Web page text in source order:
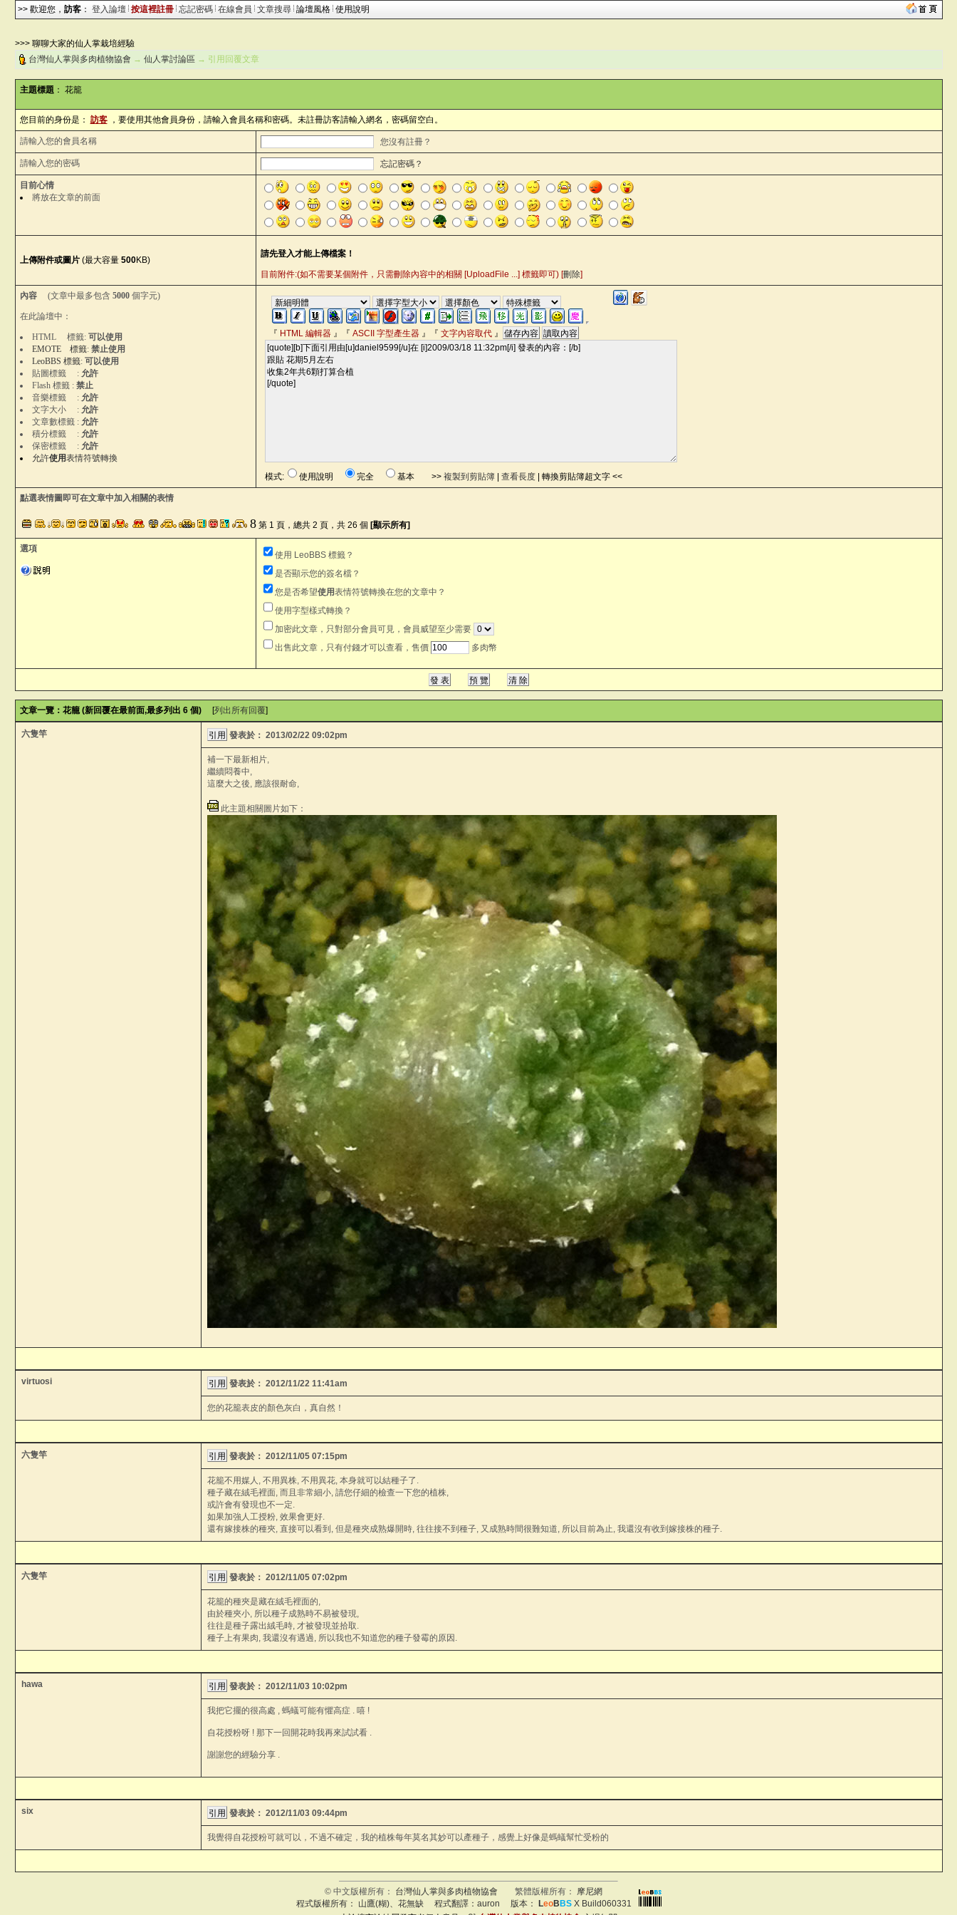
>> 歡迎您， 訪客： 登入論壇 按這裡註冊 忘記密碼 在線會員 文章搜尋 論壇風格 使用說明
>>> 聊聊大家的仙人掌栽培經驗
台灣仙人掌與多肉植物協會 → 仙人掌討論區 → 引用回覆文章
主題標題： 花籠
您目前的身份是： 訪客，要使用其他會員身份，請輸入會員名稱和密碼。未註冊訪客請輸入網名，密碼留空白。
請輸入您的會員名稱 您沒有註冊？
請輸入您的密碼 忘記密碼？
目前心情
將放在文章的前面
上傳附件或圖片(最大容量 500KB)
目前附件:(如不需要某個附件，只需刪除內容中的相關 [UploadFile ...] 標籤即可) [刪除]
內容(文章中最多包含 5000個字元)
在此論壇中：
HTML 標籤: 可以使用
EMOTE 標籤: 禁止使用
LeoBBS 標籤: 可以使用
貼圖標籤 : 允許
Flash 標籤 : 禁止
音樂標籤 : 允許
文字大小 : 允許
文章數標籤 : 允許
積分標籤 : 允許
保密標籤 : 允許
允許使用表情符號轉換
『 HTML 編輯器』『 ASCII 字型產生器』『 文字內容取代』
模式: 使用說明 完全 基本 >> 複製到剪貼簿| 查看長度| 轉換剪貼簿超文字<<
點選表情圖即可在文章中加入相關的表情
8第 1 頁，總共 2 頁，共 26 個 [顯示所有]
選項
使用 LeoBBS 標籤？
是否顯示您的簽名檔？
您是否希望使用表情符號轉換在您的文章中？
使用字型樣式轉換？
加密此文章，只對部分會員可見，會員威望至少需要
出售此文章，只有付錢才可以查看，售價
多肉幣
文章一覽：花籠 (新回覆在最前面,最多列出 6 個)[列出所有回覆]
六隻竿 發表於： 2013/02/22 09:02pm
補一下最新相片,
繼續悶養中,
這麼大之後, 應該很耐命,
此主題相關圖片如下：
virtuosi 發表於： 2012/11/22 11:41am
您的花籠表皮的顏色灰白，真自然！
六隻竿 發表於： 2012/11/05 07:15pm
花籠不用媒人, 不用異株, 不用異花, 本身就可以結種子了.
種子藏在絨毛裡面, 而且非常細小, 請您仔細的檢查一下您的植株,
或許會有發現也不一定.
如果加強人工授粉, 效果會更好.
還有嫁接株的種夾, 直接可以看到, 但是種夾成熟爆開時, 往往接不到種子, 又成熟時間很難知道, 所以目前為止, 我還沒有收到嫁接株的種子.
六隻竿 發表於： 2012/11/05 07:02pm
花籠的種夾是藏在絨毛裡面的,
由於種夾小, 所以種子成熟時不易被發現,
往往是種子露出絨毛時, 才被發現並拾取.
種子上有果肉, 我還沒有遇過, 所以我也不知道您的種子發霉的原因.
hawa 發表於： 2012/11/03 10:02pm
我把它擺的很高處 , 螞蟻可能有懼高症 . 嘻 !
自花授粉呀 ! 那下一回開花時我再來試試看 .
謝謝您的經驗分享 .
six 發表於： 2012/11/03 09:44pm
我覺得自花授粉可就可以，不過不確定，我的植株每年莫名其妙可以產種子，感覺上好像是螞蟻幫忙受粉的
© 中文版權所有： 台灣仙人掌與多肉植物協會 繁體版權所有： 摩尼網
程式版權所有： 山鷹(糊)、花無缺 程式翻譯： auron 版本： LeoB BSX Build060331